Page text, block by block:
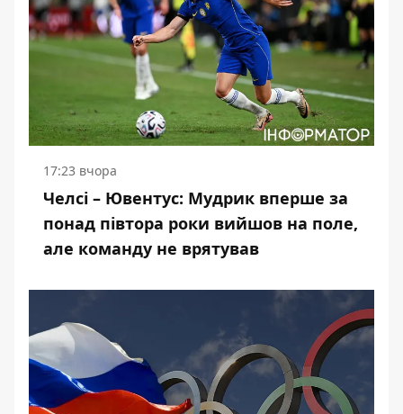
17:23 вчора
Челсі – Ювентус: Мудрик вперше за
понад півтора роки вийшов на поле,
але команду не врятував